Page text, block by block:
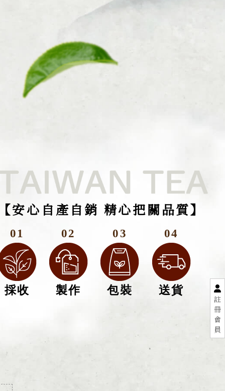
註
冊
會
員
安心自產自銷 精心把關品質】
01
採收
02
製作
03
包裝
04
送貨